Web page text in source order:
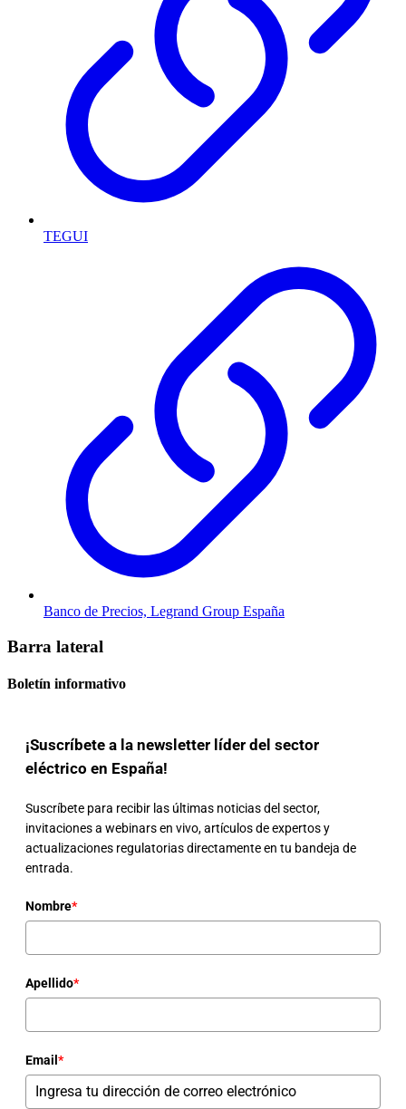
TEGUI
Banco de Precios, Legrand Group España
Barra lateral
Boletín informativo
¡Suscríbete a la newsletter líder del sector
eléctrico en España!
Suscríbete para recibir las últimas noticias del sector,
invitaciones a webinars en vivo, artículos de expertos y
actualizaciones regulatorias directamente en tu bandeja de
entrada.
Nombre*
Apellido*
Email *